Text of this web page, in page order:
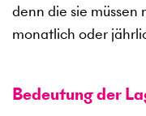
denn die sie
monatlich oder
Bedeutung der